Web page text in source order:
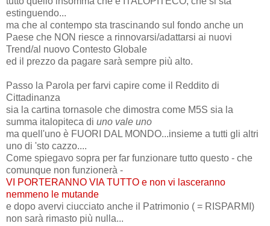
estinguendo...
ma che al contempo sta trascinando sul fondo anche un
Paese che NON riesce a rinnovarsi/adattarsi ai nuovi
Trend/al nuovo Contesto Globale
ed il prezzo da pagare sarà sempre più alto.
Passo la Parola per farvi capire come il Reddito di
Cittadinanza
sia la cartina tornasole che dimostra come M5S sia la
summa italopiteca di uno vale uno
ma quell'uno è FUORI DAL MONDO...insieme a tutti gli altri
uno di 'sto cazzo....
Come spiegavo sopra per far funzionare tutto questo - che
comunque non funzionerà -
VI PORTERANNO VIA TUTTO e non vi lasceranno
nemmeno le mutande
e dopo avervi ciucciato anche il Patrimonio ( = RISPARMI)
non sarà rimasto più nulla...